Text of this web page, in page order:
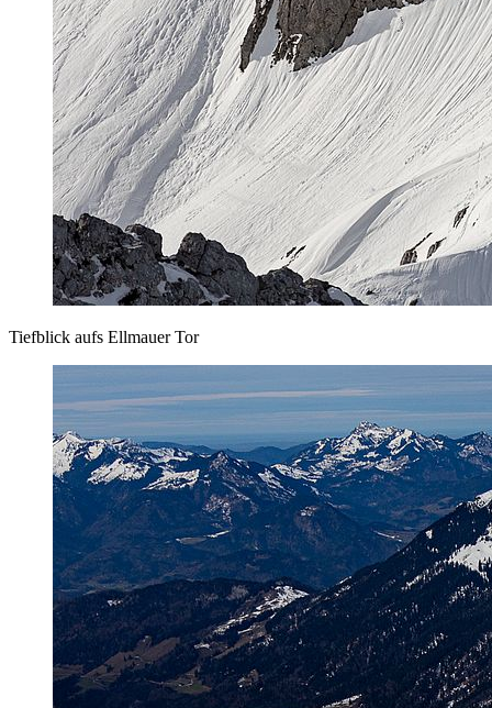
Tiefblick aufs Ellmauer Tor